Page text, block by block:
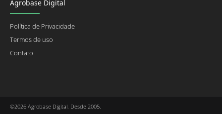
Agrobase Digital
Política de Privacidade
Termos de uso
Contato
©2026 Agrobase Digital. Desde 2005.